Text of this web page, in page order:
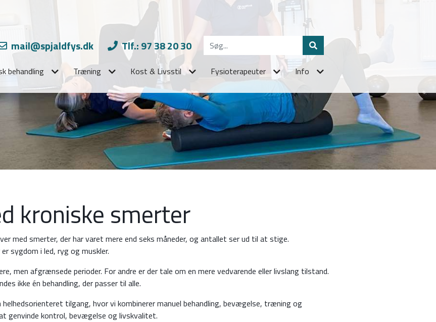
mail@spjaldfys.dk Tlf.: 97 38 20 30
behandling Træning Kost & Livsstil Fysioterapeuter Info
kroniske smerter
med smerter, der har varet mere end seks måneder, og antallet ser ud til at stige.
sygdom i led, ryg og muskler.
men afgrænsede perioder. For andre er der tale om en mere vedvarende eller livslang tilstand.
ikke én behandling, der passer til alle.
helhedsorienteret tilgang, hvor vi kombinerer manuel behandling, bevægelse, træning og
genvinde kontrol, bevægelse og livskvalitet.